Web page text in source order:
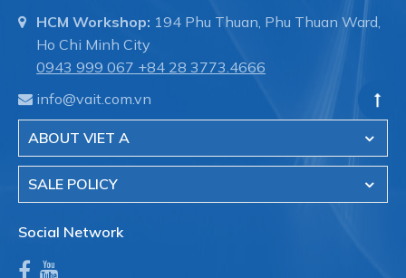
HCM Workshop: 194 Phu Thuan, Phu Thuan Ward,
Ho Chi Minh City
0943 999 067 +84 28 3773.4666
info@vait.com.vn
ABOUT VIET A
SALE POLICY
Social Network